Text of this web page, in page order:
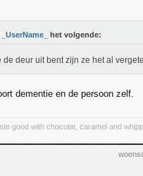
_UserName_ het volgende:
deur uit bent zijn ze het al
dementie en de persoon zelf.
good with chocolat, caramel and